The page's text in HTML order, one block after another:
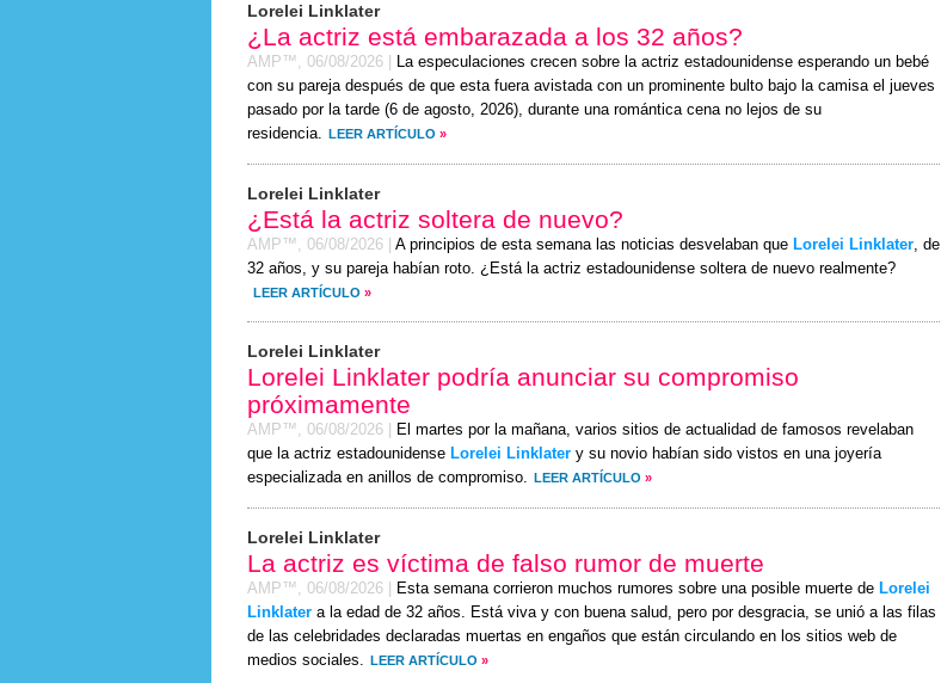
Lorelei Linklater
¿La actriz está embarazada a los 32 años?
AMP™, 06/08/2026
La especulaciones crecen sobre la actriz estadounidense esperando un bebé
con su pareja después de que esta fuera avistada con un prominente bulto bajo la camisa el jueves
pasado por la tarde (6 de agosto, 2026), durante una romántica cena no lejos de su
residencia. LEER ARTÍCULO »
Lorelei Linklater
¿Está la actriz soltera de nuevo?
AMP™, 06/08/2026 A principios de esta semana las noticias desvelaban que Lorelei Linklater, de
32 años, y su pareja habían roto. ¿Está la actriz estadounidense soltera de nuevo realmente?
LEER ARTÍCULO »
Lorelei Linklater
Lorelei Linklater podría anunciar su compromiso
próximamente
AMP™, 06/08/2026
El martes por la mañana, varios sitios de actualidad de famosos revelaban
que la actriz estadounidense Lorelei Linklater y su novio habían sido vistos en una joyería
especializada en anillos de compromiso. LEER ARTÍCULO »
Lorelei Linklater
La actriz es víctima de falso rumor de muerte
AMP™, 06/08/2026 Esta semana corrieron muchos rumores sobre una posible muerte de Lorelei
Linklater a la edad de 32 años. Está viva y con buena salud, pero por desgracia, se unió a las filas
de las celebridades declaradas muertas en engaños que están circulando en los sitios web de
medios sociales. LEER ARTÍCULO »